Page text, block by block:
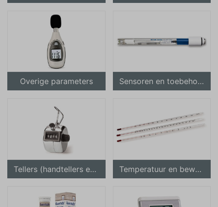
Overige parameters Sensoren en toebehoren
Tellers (handtellers en tellers met meerdere telwerken) Temperatuur en bewaking